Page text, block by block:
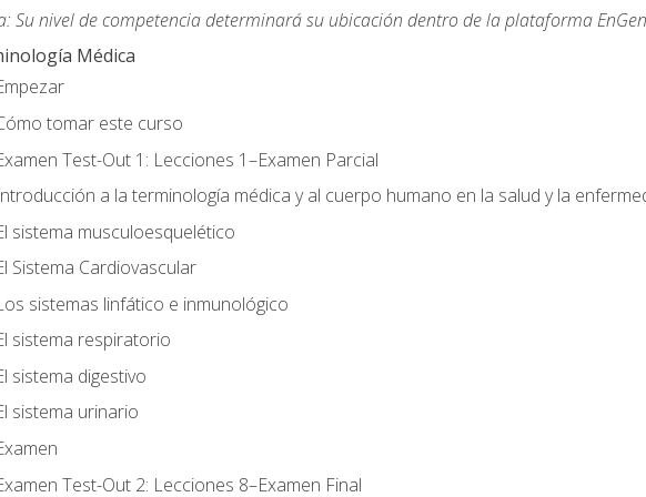
Su nivel de competencia determinará su ubicación dentro de la plataforma
Médica
tomar este curso
Test-Out 1: Lecciones 1–Examen Parcial
a la terminología médica y al cuerpo humano en la salud y la
sistema musculoesquelético
Sistema Cardiovascular
sistemas linfático e inmunológico
sistema respiratorio
sistema digestivo
sistema urinario
Test-Out 2: Lecciones 8–Examen Final